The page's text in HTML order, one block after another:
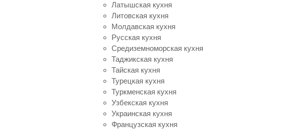
Латышская кухня
Литовская кухня
Молдавская кухня
Русская кухня
Средиземноморская кухня
Таджикская кухня
Тайская кухня
Турецкая кухня
Туркменская кухня
Узбекская кухня
Украинская кухня
Французская кухня